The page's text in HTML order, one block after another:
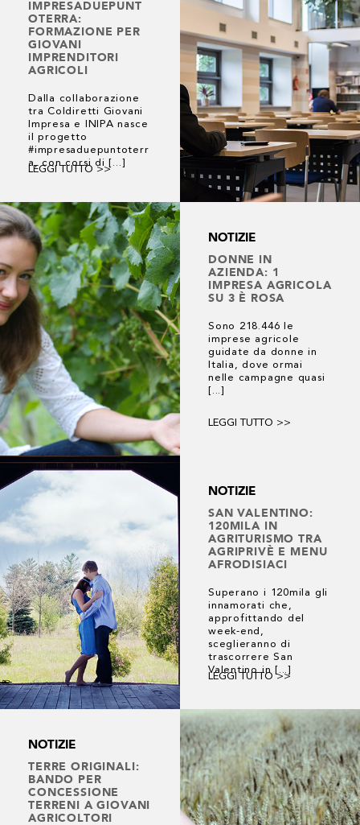
IMPRESADUEPUNT
OTERRA:
FORMAZIONE PER
GIOVANI
IMPRENDITORI
AGRICOLI
Dalla collaborazione
tra Coldiretti Giovani
Impresa e INIPA nasce
il progetto
#impresaduepuntoterr
a, con corsi di [...]
LEGGI TUTTO >>
NOTIZIE
DONNE IN
AZIENDA: 1
IMPRESA AGRICOLA
SU 3 È ROSA
Sono 218.446 le
imprese agricole
guidate da donne in
Italia, dove ormai
nelle campagne quasi
[...]
LEGGI TUTTO >>
NOTIZIE
SAN VALENTINO:
120MILA IN
AGRITURISMO TRA
AGRIPRIVÈ E MENU
AFRODISIACI
Superano i 120mila gli
innamorati che,
approfittando del
week-end,
sceglieranno di
trascorrere San
Valentino in [...]
LEGGI TUTTO >>
NOTIZIE
TERRE ORIGINALI:
BANDO PER
CONCESSIONE
TERRENI A GIOVANI
AGRICOLTORI